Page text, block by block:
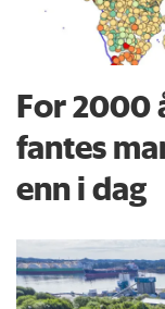
For 2000
fantes
enn i dag